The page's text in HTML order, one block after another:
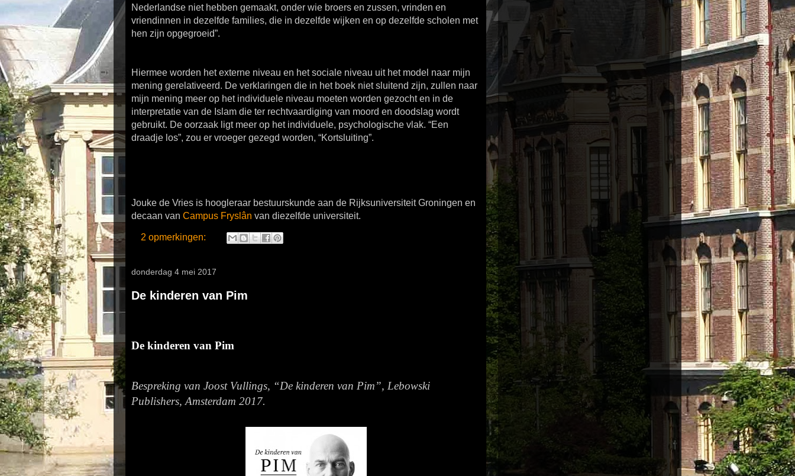
Nederlandse niet hebben gemaakt, onder wie broers en zussen, vrinden en
vriendinnen in dezelfde families, die in dezelfde wijken en op dezelfde scholen met
hen zijn opgegroeid”.
Hiermee worden het externe niveau en het sociale niveau uit het model naar mijn
mening gerelativeerd. De verklaringen die in het boek niet sluitend zijn, zullen naar
mijn mening meer op het individuele niveau moeten worden gezocht en in de
interpretatie van de Islam die ter rechtvaardiging van moord en doodslag wordt
gebruikt. De oorzaak ligt meer op het individuele, psychologische vlak. “Een
draadje los”, zou er vroeger gezegd worden, “Kortsluiting”.
Jouke de Vries is hoogleraar bestuurskunde aan de Rijksuniversiteit Groningen en
decaan van Campus Fryslân van diezelfde universiteit.
2 opmerkingen:
donderdag 4 mei 2017
De kinderen van Pim
De kinderen van Pim
Bespreking van Joost Vullings, “De kinderen van Pim”, Lebowski
Publishers, Amsterdam 2017.